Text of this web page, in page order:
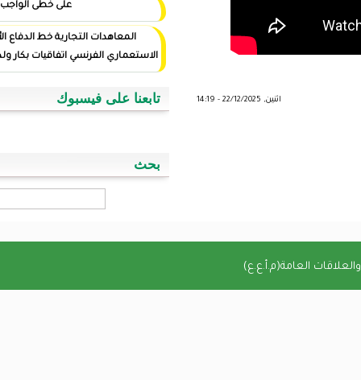
على خطى الواجب
المعاهدات التجارية خط الدفاع الأول ضد التوغل
الاستعماري الفرنسي اتفاقيات بكار ولد اسويداحمد نموذجا
تابعنا على فيسبوك